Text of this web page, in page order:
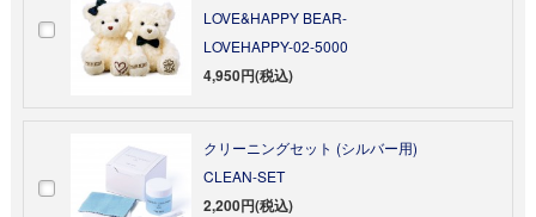
LOVE&HAPPY BEAR-
LOVEHAPPY-02-5000
4,950円(税込)
クリーニングセット (シルバー用)
CLEAN-SET
2,200円(税込)